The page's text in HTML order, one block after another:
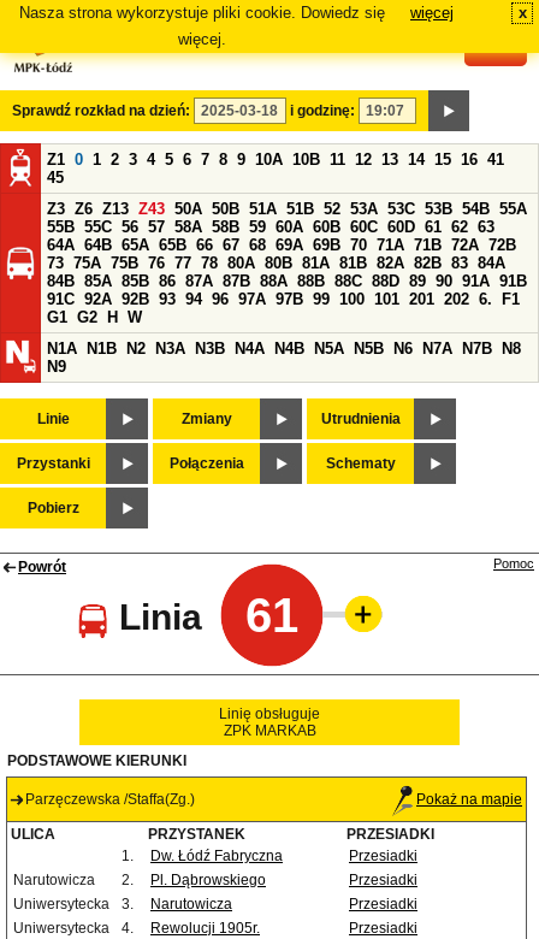
Nasza strona wykorzystuje pliki cookie. Dowiedz się
więcej.
więcej x
Sprawdź rozkład na dzień: i godzinę:
Z1 0 1 2 3 4 5 6 7 8 9 10A 10B 11 12 13 14 15 16 41
45
Z3 Z6 Z13 Z43 50A 50B 51A 51B 52 53A 53C 53B 54B 55A
55B 55C 56 57 58A 58B 59 60A 60B 60C 60D 61 62 63
64A 64B 65A 65B 66 67 68 69A 69B 70 71A 71B 72A 72B
73 75A 75B 76 77 78 80A 80B 81A 81B 82A 82B 83 84A
84B 85A 85B 86 87A 87B 88A 88B 88C 88D 89 90 91A 91B
91C 92A 92B 93 94 96 97A 97B 99 100 101 201 202 6.
F1
G1 G2 H
W
N1A
N1B N2 N3A N3B N4A N4B N5A N5B N6 N7A N7B
N8
N9
Linie Zmiany Utrudnienia
Przystanki Połączenia Schematy
Pobierz
Powrót
Linia 61
Pomoc
Linię obsługuje
ZPK MARKAB
PODSTAWOWE KIERUNKI
Parzęczewska /Staffa(Zg.) Pokaż na mapie
ULICA PRZYSTANEK
PRZESIADKI
1.
Dw. Łódź Fabryczna
Przesiadki
Narutowicza
2. Pl. Dąbrowskiego
Przesiadki
Uniwersytecka
3. Narutowicza
Przesiadki
Uniwersytecka
4. Rewolucji 1905r.
Przesiadki